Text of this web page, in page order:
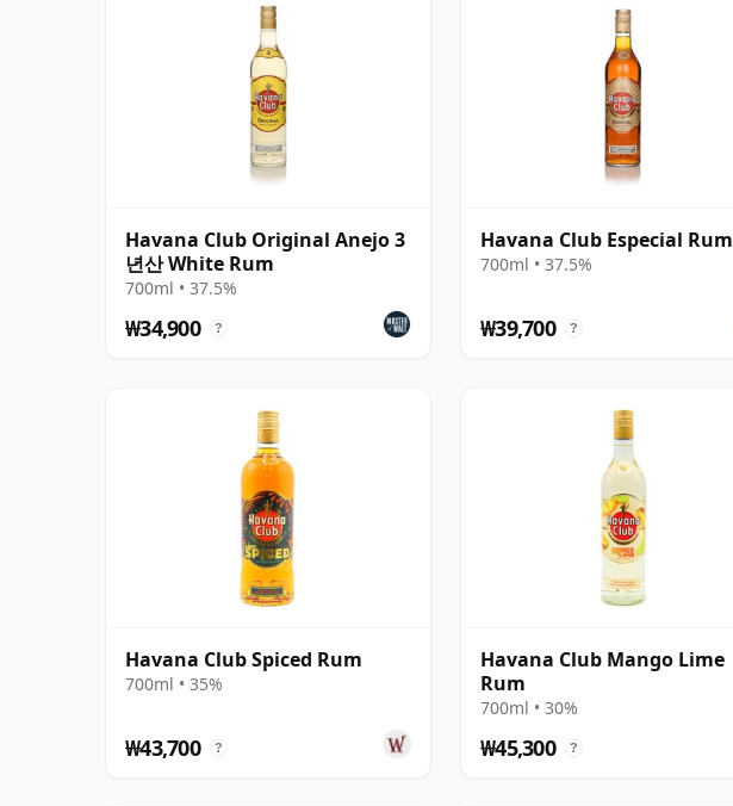
Havana Club Original Anejo 3
년산 White Rum
700ml • 37.5%
₩34,900 ?
Havana Club Especial Rum
700ml • 37.5%
₩39,700 ?
Havana Club Spiced Rum
700ml • 35%
₩43,700 ?
Havana Club Mango Lime
Rum
700ml • 30%
₩45,300 ?